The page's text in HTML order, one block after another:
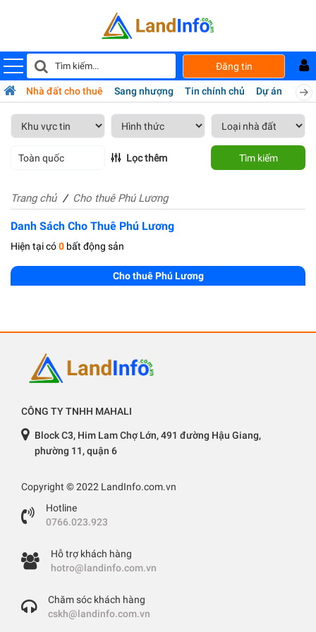
Đăng tin
Nhà đất cho thuê Sang nhượng Tin chính chủ Dự án
Toàn quốc Lọc thêm Tìm kiếm
Trang chủ Cho thuê Phú Lương
Danh Sách Cho Thuê Phú Lương
Hiện tại có0 bất động sản
Cho thuê Phú Lương
CÔNG TY TNHH MAHALI
Block C3, Him Lam Chợ Lớn, 491 đường Hậu Giang,
phường 11, quận 6
Copyright © 2022 LandInfo.com.vn
Hotline
0766.023.923
Hỗ trợ khách hàng
hotro@landinfo.com.vn
Chăm sóc khách hàng
cskh@landinfo.com.vn